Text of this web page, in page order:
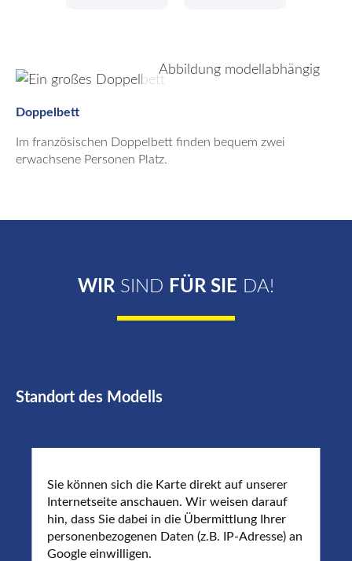
Abbildung modellabhängig
Doppelbett
Im französischen Doppelbett finden bequem zwei
erwachsene Personen Platz.
WIRSIND FÜR SIE DA!
Standort des Modells
Sie können sich die Karte direkt auf unserer
Internetseite anschauen. Wir weisen darauf
hin, dass Sie dabei in die Übermittlung Ihrer
personenbezogenen Daten (z.B. IP-Adresse) an
Google einwilligen.